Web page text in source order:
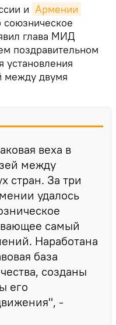
и Армении
союзническое
глава МИД
поздравительном
установления
между двумя
веха в
между
стран. За три
удалось
самый
Наработана
база
созданы
его
-